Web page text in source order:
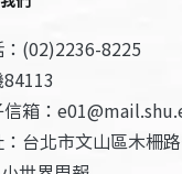
：(02)2236-8225
信箱：
：台北市文山區木柵